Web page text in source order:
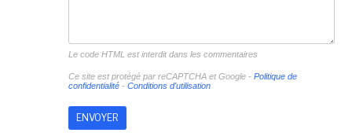
Le code HTML est interdit dans les commentaires
Ce site est protégé par reCAPTCHA et Google - Politique de
confidentialité- Conditions d'utilisation